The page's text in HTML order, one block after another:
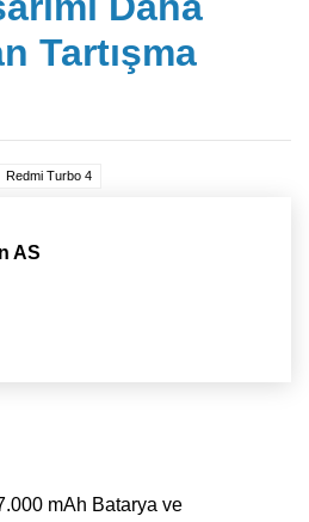
Tartışma
Redmi Turbo 4
AS
mAh Batarya ve